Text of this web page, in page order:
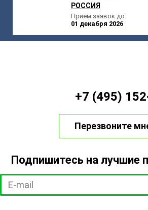
РОССИЯ
Приём заявок до:
01 декабря 2026
+7 (495)
Перезвоните
Подпишитесь на лучшие